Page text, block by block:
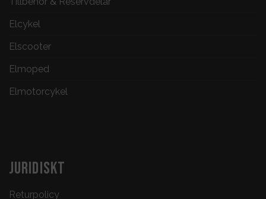
Elcykel
Elscooter
Elmoped
Elmotorcykel
JURIDISKT
Returpolicy